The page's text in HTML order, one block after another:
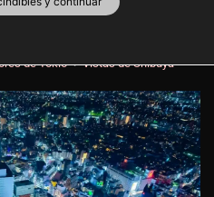
de Tokio > Vistas de Shibuya
el banner de cookies RGPD